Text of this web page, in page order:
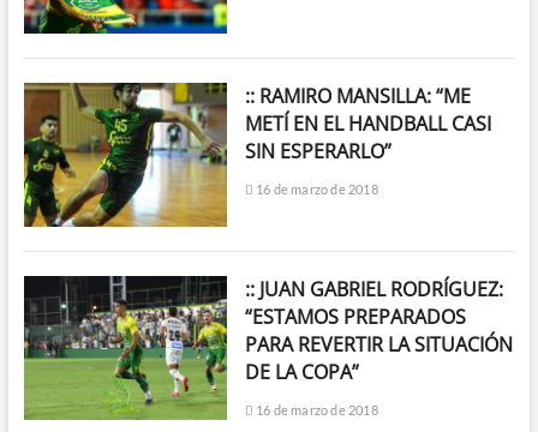
:: RAMIRO MANSILLA: “ME
METÍ EN EL HANDBALL CASI
SIN ESPERARLO”
16 de marzo de 2018
:: JUAN GABRIEL RODRÍGUEZ:
“ESTAMOS PREPARADOS
PARA REVERTIR LA SITUACIÓN
DE LA COPA”
16 de marzo de 2018